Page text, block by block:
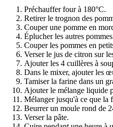
Préchauffer four à 180°C.
Retirer le trognon des
Couper une pomme en
Éplucher les autres
Couper les pommes en
Verser le jus de citron sur
Ajouter les 4 cuillères à
Dans le mixer, ajouter les
Tamiser la farine dans un
Ajouter le mélange liquide
Mélanger jusqu'à ce que la
Beurrer un moule rond de
Verser la pâte.